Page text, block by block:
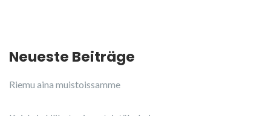
Neueste Beiträge
Riemu aina muistoissamme